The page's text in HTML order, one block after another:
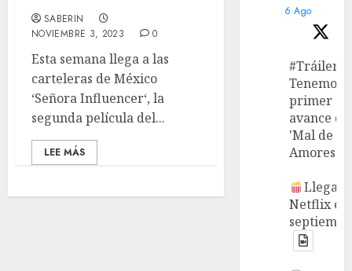
SABERIN
NOVIEMBRE 3, 2023
0
Esta semana llega a las
carteleras de México
‘Señora Influencer‘, la
segunda película del...
LEE MÁS
6 Ago
#Tráiler
Tenemos
primer
avance de
'Mal de
Amores'.
Llega a
Netflix en